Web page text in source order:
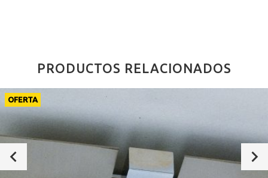
PRODUCTOS RELACIONADOS
OFERTA